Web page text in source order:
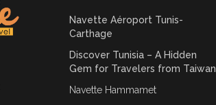
Navette Aéroport Tunis-
Carthage
Discover Tunisia – A Hidden
Gem for Travelers from Taiwan
Navette Hammamet